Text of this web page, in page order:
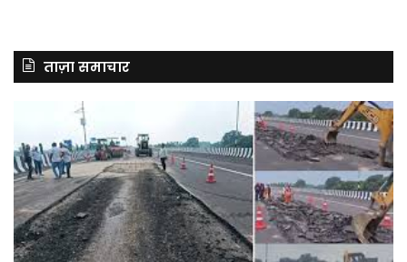
ताज़ा समाचार